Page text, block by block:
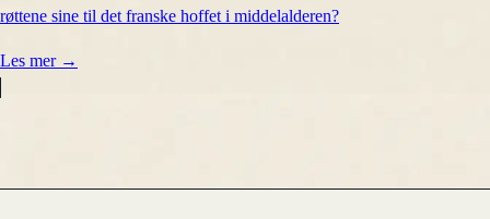
røttene sine til det franske hoffet i middelalderen?
Les mer →